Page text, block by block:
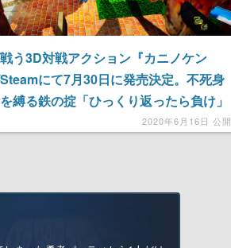
う3D対戦アクション『カニノケン
にて7月30日に発売決定。不死身
縛る鉄の掟「ひっくり返ったら負け」
2020年6月16日 公開